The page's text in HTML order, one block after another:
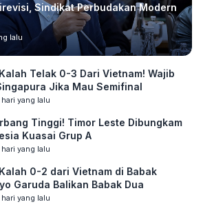
Sindikat Perbudakan Modern
lalu
Telak 0-3 Dari Vietnam! Wajib
Jika Mau Semifinal
hari yang lalu
Tinggi! Timor Leste Dibungkam
Kuasai Grup A
hari yang lalu
0-2 dari Vietnam di Babak
Garuda Balikan Babak Dua
hari yang lalu